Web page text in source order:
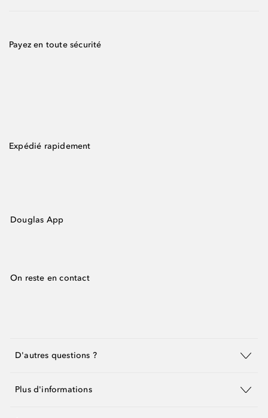
Payez en toute sécurité
Expédié rapidement
Douglas App
On reste en contact
D'autres questions ?
Plus d'informations